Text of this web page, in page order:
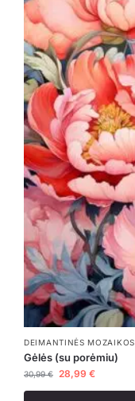
DEIMANTINĖS MOZAIKOS
Gėlės (su porėmiu)
30,99€ 28,99 €